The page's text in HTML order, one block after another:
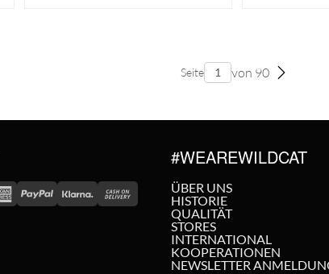
Seite von 90
#WEAREWILDCAT
ÜBER UNS
HISTORIE
QUALITÄT
STORES
INTERNATIONAL
KOOPERATIONEN
NEWSLETTER